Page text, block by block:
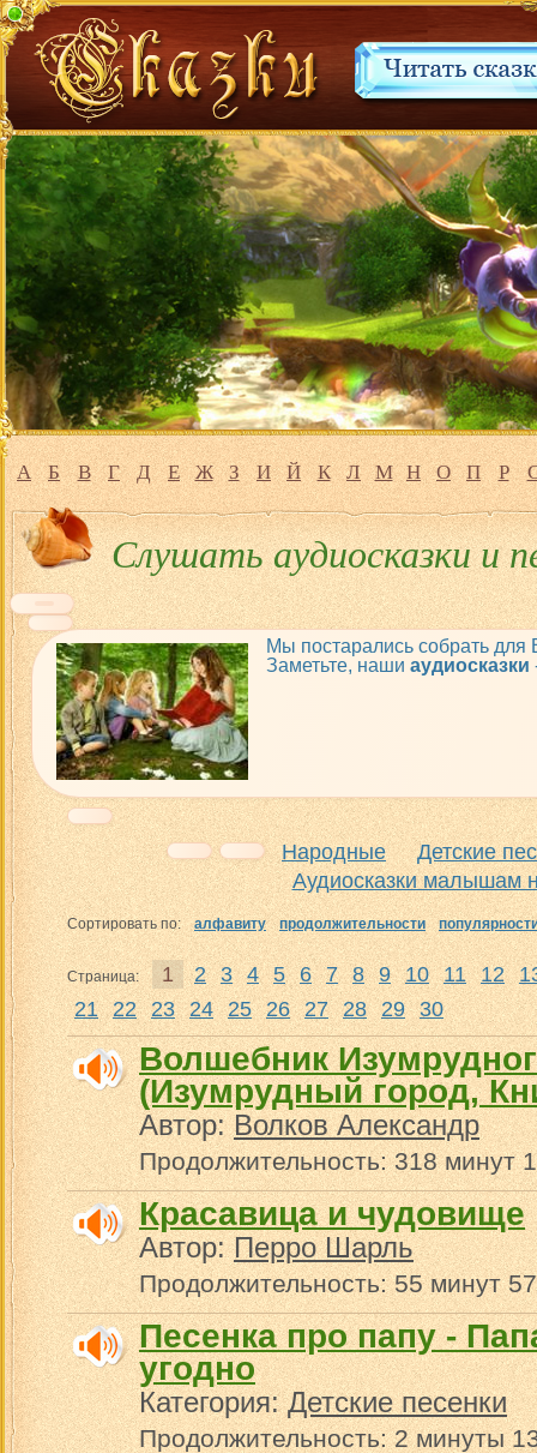
А Б В Г Д Е Ж З И Й К Л М Н О П Р
Слушать аудиосказки и
Мы постарались собрать
Заметьте, наши аудиосказки
Народные
Детские
Аудиосказки малышам
Сортировать по: алфавиту продолжительности
Страница: 1 2 3 4 5 6 7 8 9 10 11 12
21
22 23 24 25 26 27 28 29 30
Волшебник
(Изумрудный город,
Автор:Волков Александр
Продолжительность: 318 минут
Красавица и чудовище
Автор:Перро Шарль
Продолжительность: 55 минут
Песенка про папу -
угодно
Категория:Детские песенки
Продолжительность: 2 минуты